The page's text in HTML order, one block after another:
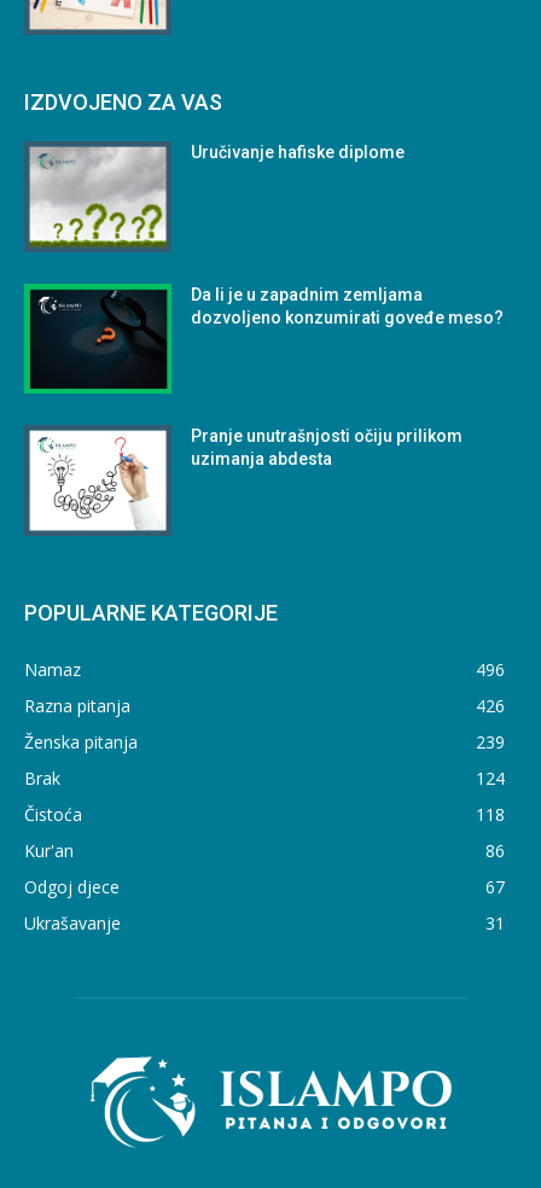
IZDVOJENO ZA VAS
Uručivanje hafiske diplome
Da li je u zapadnim zemljama
dozvoljeno konzumirati goveđe meso?
Pranje unutrašnjosti očiju prilikom
uzimanja abdesta
POPULARNE KATEGORIJE
Namaz
496
Razna pitanja
426
Ženska pitanja
239
Brak
124
Čistoća
118
Kur'an
86
Odgoj djece
67
Ukrašavanje
31